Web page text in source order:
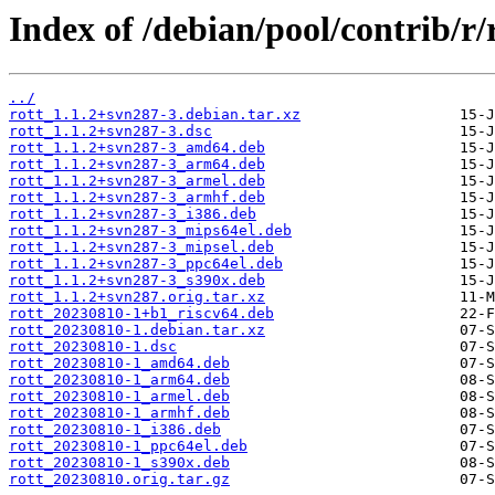
Index of /debian/pool/contrib/
../
rott_1.1.2+svn287-3.debian.tar.xz
rott_1.1.2+svn287-3.dsc
rott_1.1.2+svn287-3_amd64.deb
rott_1.1.2+svn287-3_arm64.deb
rott_1.1.2+svn287-3_armel.deb
rott_1.1.2+svn287-3_armhf.deb
rott_1.1.2+svn287-3_i386.deb
rott_1.1.2+svn287-3_mips64el.deb
rott_1.1.2+svn287-3_mipsel.deb
rott_1.1.2+svn287-3_ppc64el.deb
rott_1.1.2+svn287-3_s390x.deb
rott_1.1.2+svn287.orig.tar.xz
rott_20230810-1+b1_riscv64.deb
rott_20230810-1.debian.tar.xz
rott_20230810-1.dsc
rott_20230810-1_amd64.deb
rott_20230810-1_arm64.deb
rott_20230810-1_armel.deb
rott_20230810-1_armhf.deb
rott_20230810-1_i386.deb
rott_20230810-1_ppc64el.deb
rott_20230810-1_s390x.deb
rott_20230810.orig.tar.gz